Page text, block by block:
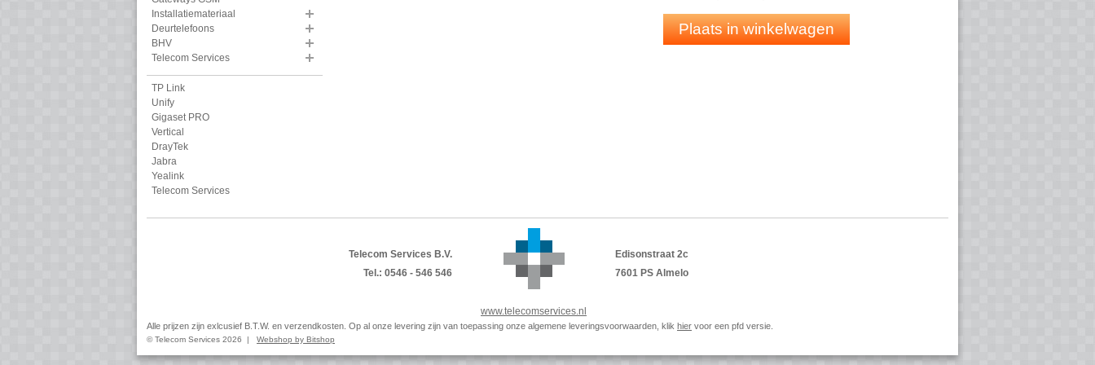
Installatiemateriaal
Deurtelefoons
BHV
Telecom Services
TP Link
Unify
Gigaset PRO
Vertical
DrayTek
Jabra
Yealink
Telecom Services
Microfoon: Noise Cancelling voor duidelijke spraak
Bediening: Inline call control (mute, volume, call)
Plaats in winkelwagen
Telecom Services B.V.
Edisonstraat 2c
Tel.: 0546 - 546 546
7601 PS Almelo
www.telecomservices.nl
Alle prijzen zijn exlcusief B.T.W. en verzendkosten. Op al onze levering zijn van toepassing onze algemene leveringsvoorwaarden, klik hier voor een pfd versie.
© Telecom Services 2026 | Webshop by Bitshop